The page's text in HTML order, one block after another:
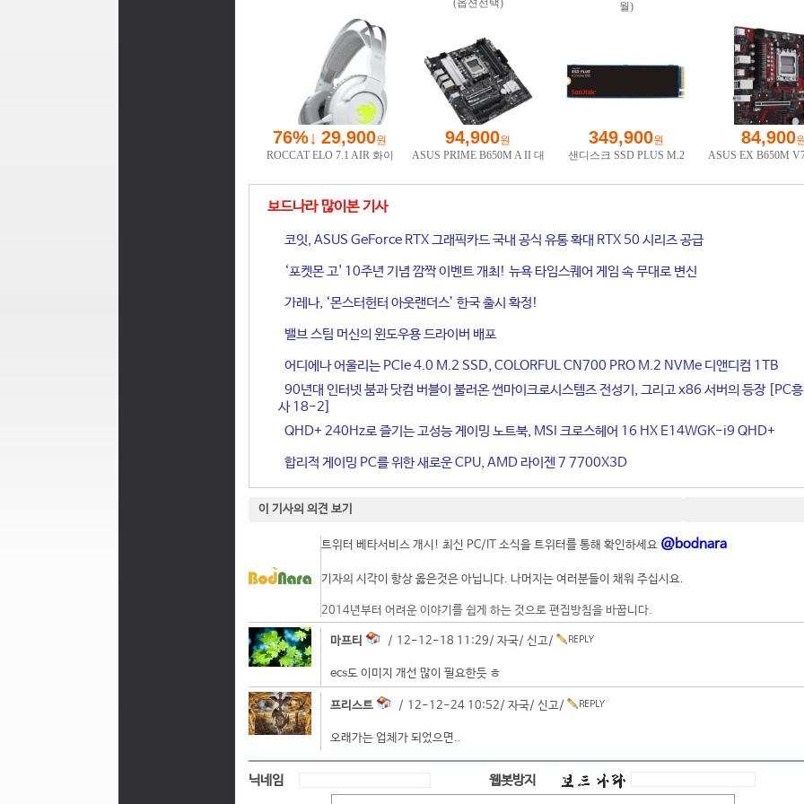
보드나라 많이본 기사
코잇, ASUS GeForce RTX 그래픽카드 국내 공식 유통 확대 RTX 50 시리즈 공급
‘포켓몬 고' 10주년 기념 깜짝 이벤트 개최! 뉴욕 타임스퀘어 게임 속 무대로 변신
가레나, ‘몬스터헌터 아웃랜더스’ 한국 출시 확정!
밸브 스팀 머신의 윈도우용 드라이버 배포
어디에나 어울리는 PCIe 4.0 M.2 SSD, COLORFUL CN700 PRO M.2 NVMe 디앤디컴 1TB
90년대 인터넷 붐과 닷컴 버블이 불러온 썬마이크로시스템즈 전성기, 그리고 x86 서버의 등장 [PC
사 18-2]
QHD+ 240Hz로 즐기는 고성능 게이밍 노트북, MSI 크로스헤어 16 HX E14WGK-i9 QHD+
합리적 게이밍 PC를 위한 새로운 CPU, AMD 라이젠 7 7700X3D
이 기사의 의견 보기
트위터 베타서비스 개시! 최신 PC/IT 소식을 트위터를 통해 확인하세요 @bodnara
기자의 시각이 항상 옳은것은 아닙니다. 나머지는 여러분들이 채워 주십시요.
2014년부터 어려운 이야기를 쉽게 하는 것으로 편집방침을 바꿉니다.
마프티 / 12-12-18 11:29/ 자국/ 신고/
ecs도 이미지 개선 많이 필요한듯 ㅎ
프리스트 / 12-12-24 10:52/ 자국/ 신고/
오래가는 업체가 되었으면..
닉네임 웹봇방지